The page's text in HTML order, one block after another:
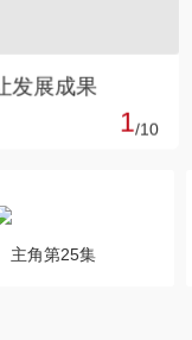
展成果
/10
主角第25集